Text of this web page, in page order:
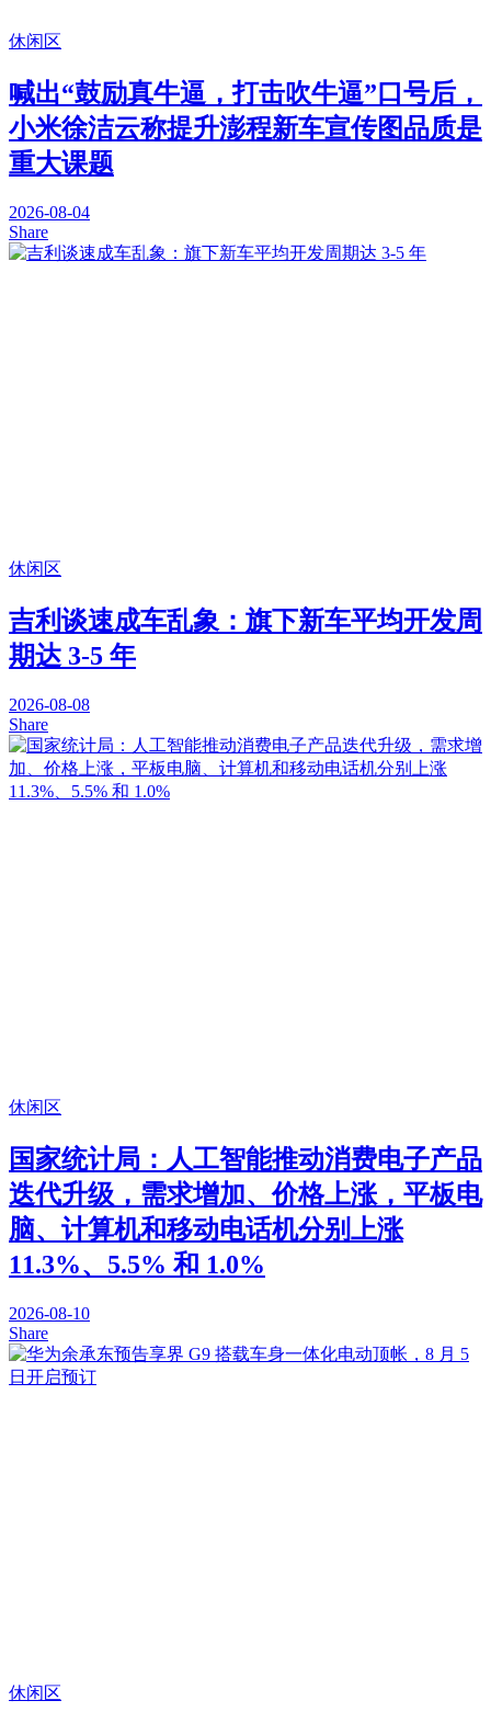
休闲区
喊出“鼓励真牛逼，打击吹牛逼”口号后，
小米徐洁云称提升澎程新车宣传图品质是
重大课题
2026-08-04
Share
休闲区
吉利谈速成车乱象：旗下新车平均开发周
期达 3-5 年
2026-08-08
Share
休闲区
国家统计局：人工智能推动消费电子产品
迭代升级，需求增加、价格上涨，平板电
脑、计算机和移动电话机分别上涨
11.3%、5.5% 和 1.0%
2026-08-10
Share
休闲区